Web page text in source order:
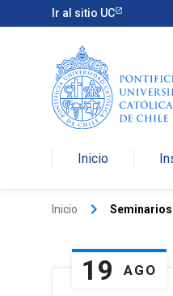
Ir al sitio UC
Inicio
Inicio keyboard_arrow_right Seminarios
19 AGO